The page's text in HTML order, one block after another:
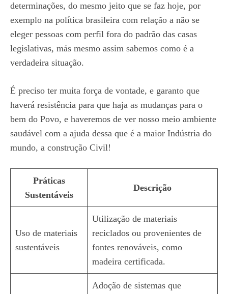
determinações, do mesmo jeito que se faz hoje, por
exemplo na política brasileira com relação a não se
eleger pessoas com perfil fora do padrão das casas
legislativas, más mesmo assim sabemos como é a
verdadeira situação.
É preciso ter muita força de vontade, e garanto que
haverá resistência para que haja as mudanças para o
bem do Povo, e haveremos de ver nosso meio ambiente
saudável com a ajuda dessa que é a maior Indústria do
mundo, a construção Civil!
Práticas
Sustentáveis
Descrição
Uso de materiais
sustentáveis
Utilização de materiais
reciclados ou provenientes de
fontes renováveis, como
madeira certificada.
Adoção de sistemas que